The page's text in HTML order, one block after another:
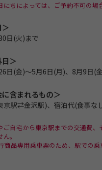
ちによっては、ご予約不可の場
日(火)まで
＞
日(金)～5月6日(月)、8月9日(
含まれるもの＞
京駅⇄金沢駅)、宿泊代(食事な
自宅から東京駅までの交通費、
。
商品専用乗車票のため、駅での乗